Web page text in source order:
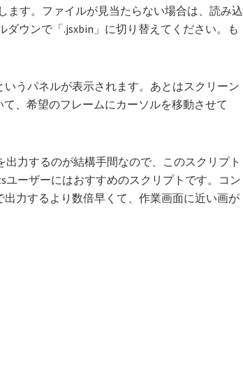
ます。ファイルが見当たらない場合は、読み込
ウンで「.jsxbin」に切り替えてください。も
うパネルが表示されます。あとはスクリーン
、希望のフレームにカーソルを移動させて
力するのが結構手間なので、このスクリプト
ーザーにはおすすめのスクリプトです。コン
力するより数倍早くて、作業画面に近い画が